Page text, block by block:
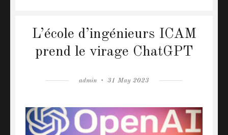
L’école d’ingénieurs ICAM
prend le virage ChatGPT
Author
admin
Posted
31 May 2023